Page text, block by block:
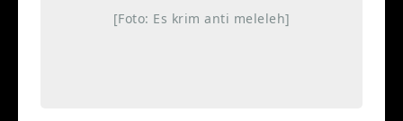
[Foto: Es krim anti meleleh]